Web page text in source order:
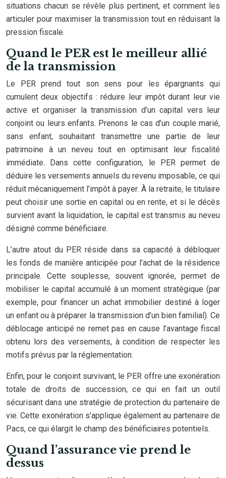
situations chacun se révèle plus pertinent, et comment les
articuler pour maximiser la transmission tout en réduisant la
pression fiscale.
Quand le PER est le meilleur allié
de la transmission
Le PER prend tout son sens pour les épargnants qui
cumulent deux objectifs : réduire leur impôt durant leur vie
active et organiser la transmission d’un capital vers leur
conjoint ou leurs enfants. Prenons le cas d’un couple marié,
sans enfant, souhaitant transmettre une partie de leur
patrimoine à un neveu tout en optimisant leur fiscalité
immédiate. Dans cette configuration, le PER permet de
déduire les versements annuels du revenu imposable, ce qui
réduit mécaniquement l’impôt à payer. À la retraite, le titulaire
peut choisir une sortie en capital ou en rente, et si le décès
survient avant la liquidation, le capital est transmis au neveu
désigné comme bénéficiaire.
L’autre atout du PER réside dans sa capacité à débloquer
les fonds de manière anticipée pour l’achat de la résidence
principale. Cette souplesse, souvent ignorée, permet de
mobiliser le capital accumulé à un moment stratégique (par
exemple, pour financer un achat immobilier destiné à loger
un enfant ou à préparer la transmission d’un bien familial). Ce
déblocage anticipé ne remet pas en cause l’avantage fiscal
obtenu lors des versements, à condition de respecter les
motifs prévus par la réglementation.
Enfin, pour le conjoint survivant, le PER offre une exonération
totale de droits de succession, ce qui en fait un outil
sécurisant dans une stratégie de protection du partenaire de
vie. Cette exonération s’applique également au partenaire de
Pacs, ce qui élargit le champ des bénéficiaires potentiels.
Quand l’assurance vie prend le
dessus